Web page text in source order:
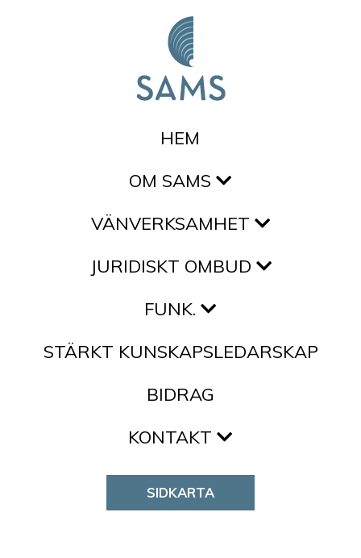
HEM
OM SAMS
VÄNVERKSAMHET
JURIDISKT OMBUD
FUNK.
STÄRKT KUNSKAPSLEDARSKAP
BIDRAG
KONTAKT
SIDKARTA